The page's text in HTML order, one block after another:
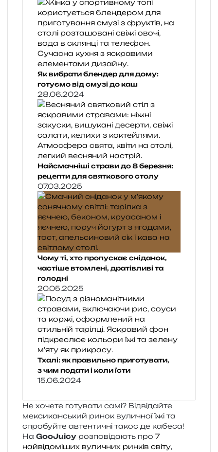
Як вибрати блендер для дому:
готуємо від смузі до каш
28.06.2024
Найсмачніші страви до 8 березня:
рецепти для святкового столу
07.03.2025
Чому ті, хто пропускає сніданок,
частіше втомлені, дратівливі та
голодні
20.05.2025
Тхалі: як правильно приготувати,
з чим подати і коли їсти
15.06.2024
Не хоче­те готу­ва­ти самі? Відвідайте
мекси­кан­ський ринок вули­чної їжі та
спро­буй­те автен­ти­чні такос де кабе­са!
На GooJuicy роз­по­від­а­ють про 7
найвідоміших вуличних ринків світу,